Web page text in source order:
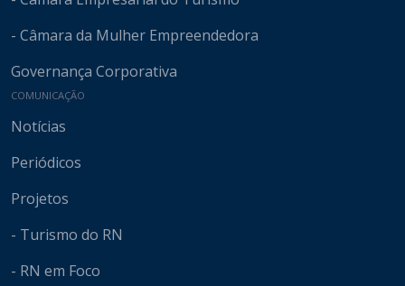
- Câmara da Mulher Empreendedora
Governança Corporativa
COMUNICAÇÃO
Notícias
Periódicos
Projetos
- Turismo do RN
- RN em Foco